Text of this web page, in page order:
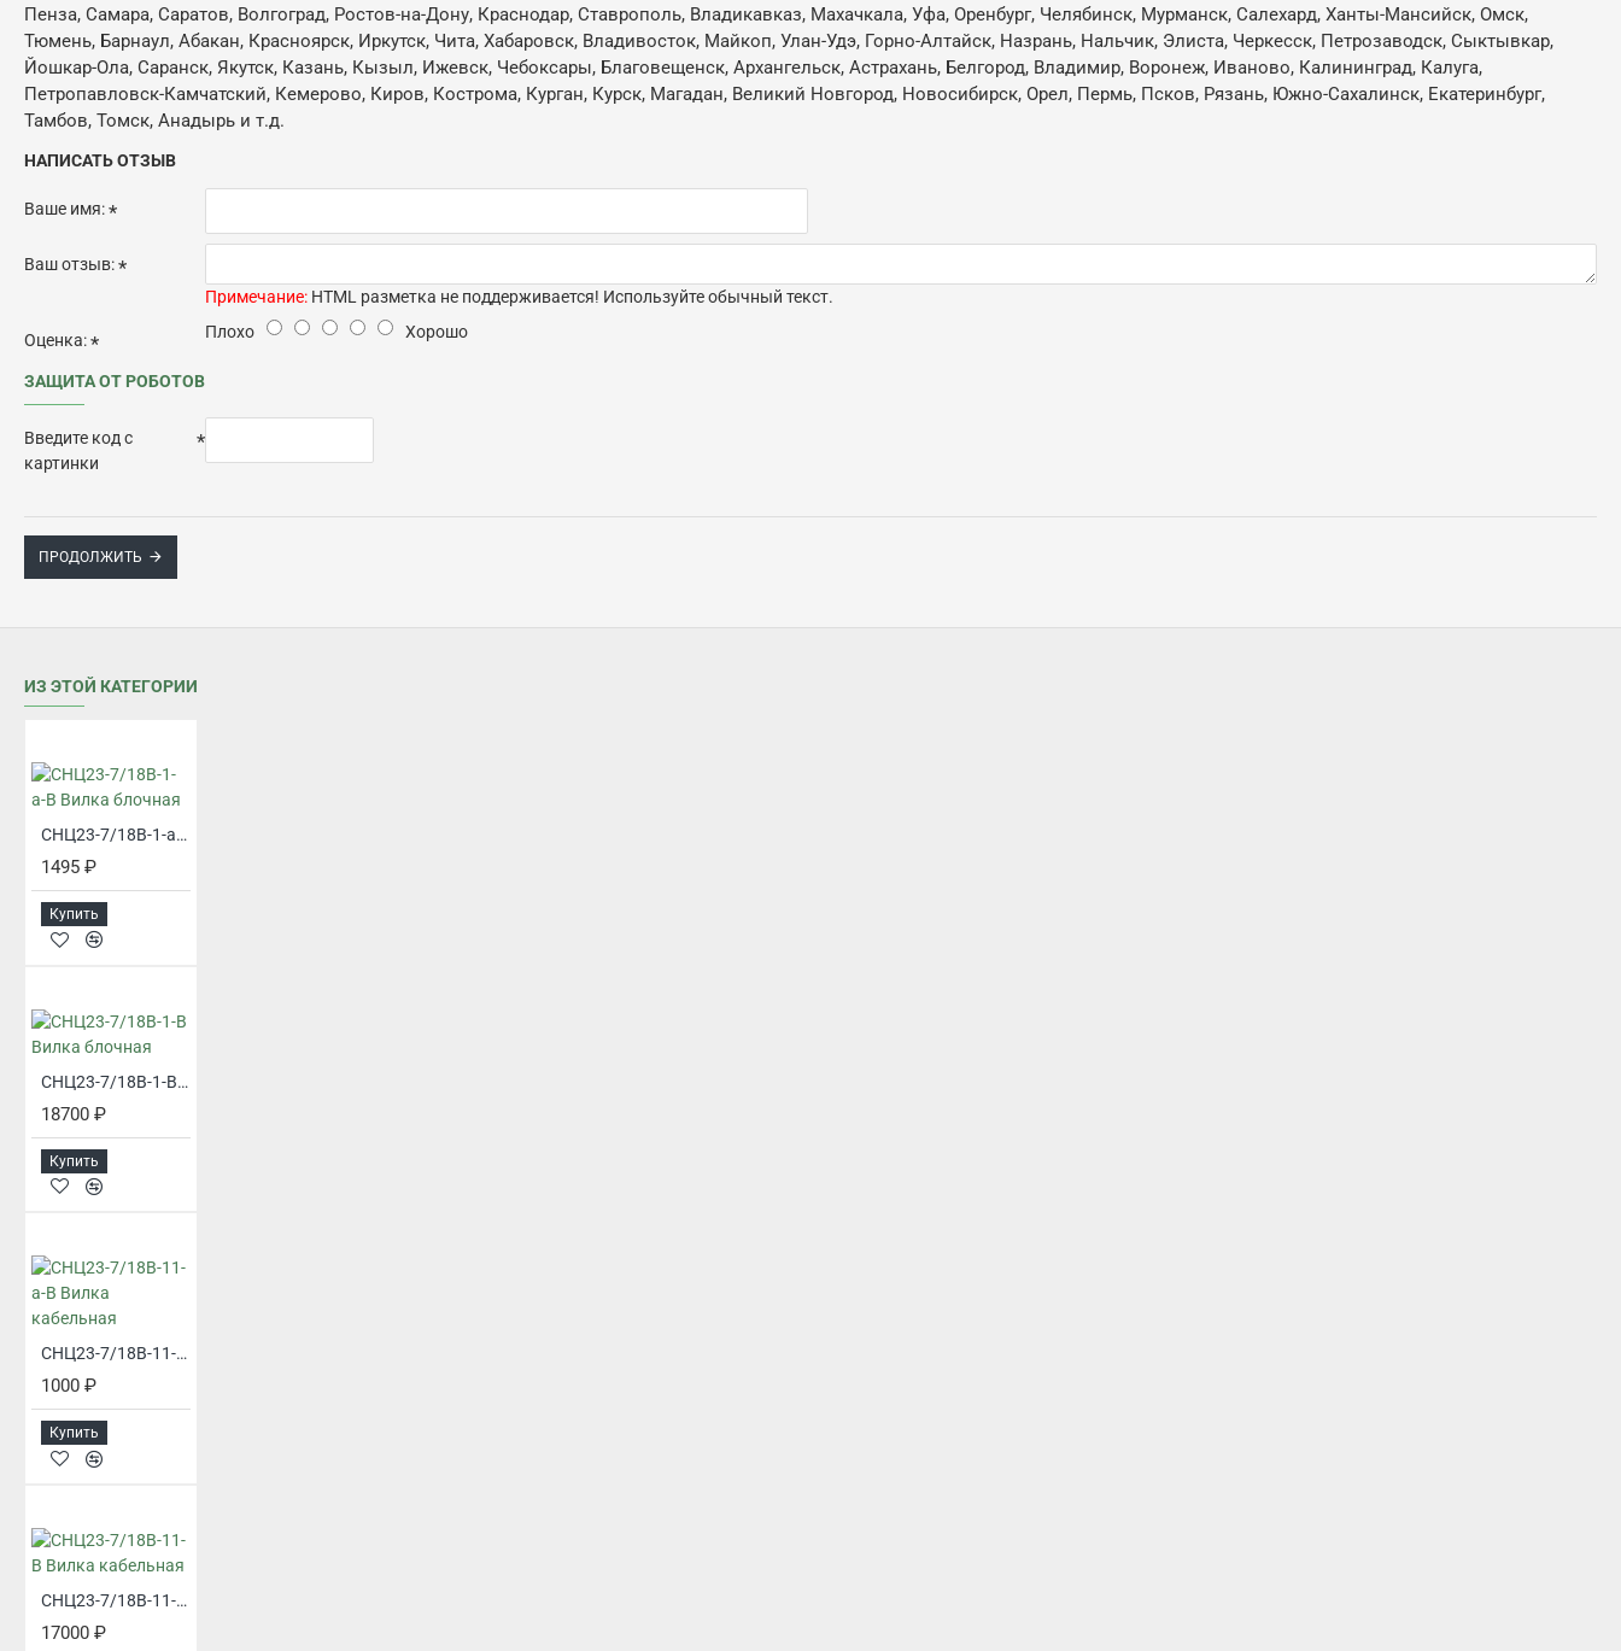
Пенза, Самара, Саратов, Волгоград, Ростов-на-Дону, Краснодар, Ставрополь, Владикавказ, Махачкала, Уфа, Оренбург, Челябинск, Мурманск, Салехард, Ханты-Мансийск, Омск,
Тюмень, Барнаул, Абакан, Красноярск, Иркутск, Чита, Хабаровск, Владивосток, Майкоп, Улан-Удэ, Горно-Алтайск, Назрань, Нальчик, Элиста, Черкесск, Петрозаводск, Сыктывкар,
Йошкар-Ола, Саранск, Якутск, Казань, Кызыл, Ижевск, Чебоксары, Благовещенск, Архангельск, Астрахань, Белгород, Владимир, Воронеж, Иваново, Калининград, Калуга,
Петропавловск-Камчатский, Кемерово, Киров, Кострома, Курган, Курск, Магадан, Великий Новгород, Новосибирск, Орел, Пермь, Псков, Рязань, Южно-Сахалинск, Екатеринбург,
Тамбов, Томск, Анадырь и т.д.
НАПИСАТЬ ОТЗЫВ
Ваше имя:
Ваш отзыв:
Примечание: HTML разметка не поддерживается! Используйте обычный текст.
Оценка: Плохо Хорошо
ЗАЩИТА ОТ РОБОТОВ
Введите код с
картинки
ПРОДОЛЖИТЬ
ИЗ ЭТОЙ КАТЕГОРИИ
СНЦ23-7/18В-1-а-В Вилка блочная
1495 ₽
Купить
СНЦ23-7/18В-1-В Вилка блочная
18700 ₽
Купить
СНЦ23-7/18В-11-а-В Вилка кабельная
1000 ₽
Купить
СНЦ23-7/18В-11-В Вилка кабельная
17000 ₽